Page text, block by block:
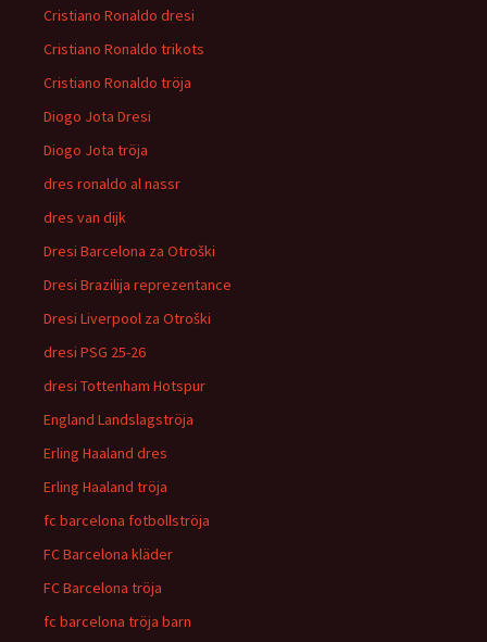
Cristiano Ronaldo dresi
Cristiano Ronaldo trikots
Cristiano Ronaldo tröja
Diogo Jota Dresi
Diogo Jota tröja
dres ronaldo al nassr
dres van dijk
Dresi Barcelona za Otroški
Dresi Brazilija reprezentance
Dresi Liverpool za Otroški
dresi PSG 25-26
dresi Tottenham Hotspur
England Landslagströja
Erling Haaland dres
Erling Haaland tröja
fc barcelona fotbollströja
FC Barcelona kläder
FC Barcelona tröja
fc barcelona tröja barn